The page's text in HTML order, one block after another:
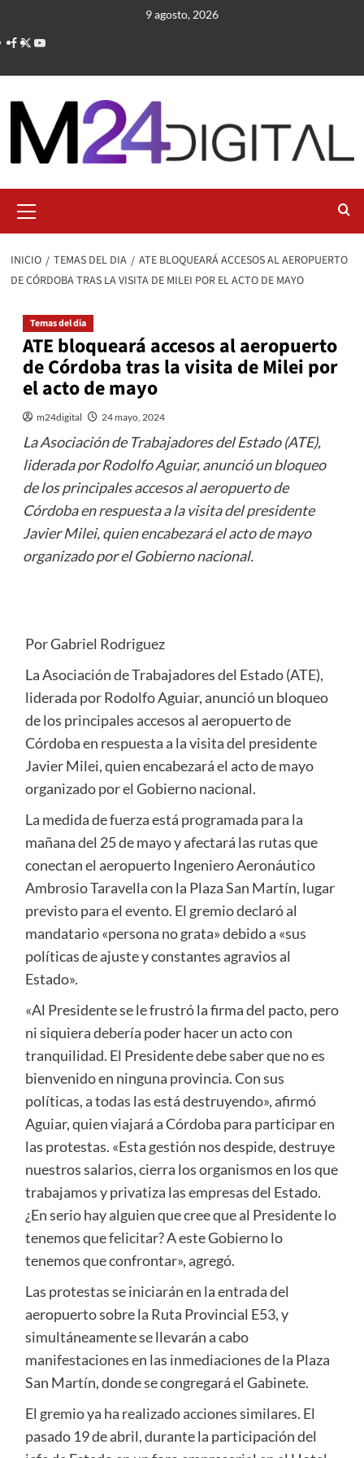
contenido
9 agosto, 2026
primario
INICIO TEMAS DEL DIA
ATE BLOQUEARÁ ACCESOS AL AEROPUERTO
DE CÓRDOBA TRAS LA VISITA DE MILEI POR EL ACTO DE MAYO
Temas del dia
ATE bloqueará accesos al aeropuerto
de Córdoba tras la visita de Milei por
el acto de mayo
m24digital 24 mayo, 2024
La Asociación de Trabajadores del Estado (ATE),
liderada por Rodolfo Aguiar, anunció un bloqueo
de los principales accesos al aeropuerto de
Córdoba en respuesta a la visita del presidente
Javier Milei, quien encabezará el acto de mayo
organizado por el Gobierno nacional.
Por Gabriel Rodriguez
La Asociación de Trabajadores del Estado (ATE),
liderada por Rodolfo Aguiar, anunció un bloqueo
de los principales accesos al aeropuerto de
Córdoba en respuesta a la visita del presidente
Javier Milei, quien encabezará el acto de mayo
organizado por el Gobierno nacional.
La medida de fuerza está programada para la
mañana del 25 de mayo y afectará las rutas que
conectan el aeropuerto Ingeniero Aeronáutico
Ambrosio Taravella con la Plaza San Martín, lugar
previsto para el evento. El gremio declaró al
mandatario «persona no grata» debido a «sus
políticas de ajuste y constantes agravios al
Estado».
«Al Presidente se le frustró la firma del pacto, pero
ni siquiera debería poder hacer un acto con
tranquilidad. El Presidente debe saber que no es
bienvenido en ninguna provincia. Con sus
políticas, a todas las está destruyendo», afirmó
Aguiar, quien viajará a Córdoba para participar en
las protestas. «Esta gestión nos despide, destruye
nuestros salarios, cierra los organismos en los que
trabajamos y privatiza las empresas del Estado.
¿En serio hay alguien que cree que al Presidente lo
tenemos que felicitar? A este Gobierno lo
tenemos que confrontar», agregó.
Las protestas se iniciarán en la entrada del
aeropuerto sobre la Ruta Provincial E53, y
simultáneamente se llevarán a cabo
manifestaciones en las inmediaciones de la Plaza
San Martín, donde se congregará el Gabinete.
El gremio ya ha realizado acciones similares. El
pasado 19 de abril, durante la participación del